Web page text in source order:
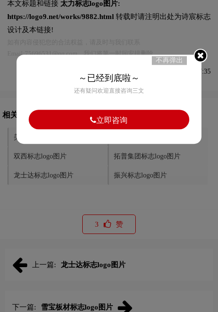
本文标题和链接 太力标志logo图片:
https://logo9.net/works/9882.html 转载时请注明出处为诗宸标志
设计及本链接!
Email:75696531@qq.com，我们将第一时间安排删除。
发布于2022-10-04 08:17:35
相关文章推荐
美丽雅标志logo图片
双西标志logo图片 拓普集团标志logo图片
龙士达标志logo图片 振兴标志logo图片
3 赞
上一篇: 龙士达标志logo图片
下一篇: 雪宝板材标志logo图片
不再弹出
～已经到底啦～
还有疑问欢迎直接咨询三文
立即咨询